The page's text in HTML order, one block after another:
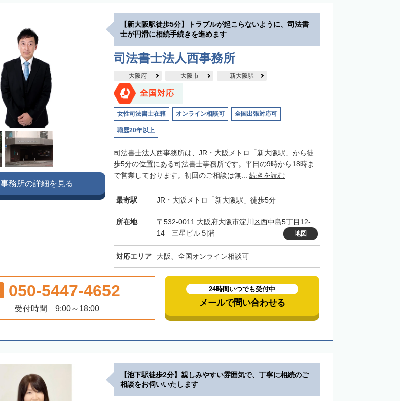
【新大阪駅徒歩5分】トラブルが起こらないように、司法書
士が円滑に相続手続きを進めます
司法書士法人西事務所
大阪府 大阪市 新大阪駅
全国対応
女性司法書士在籍 オンライン相談可 全国出張対応可
職歴20年以上
司法書士法人西事務所は、JR・大阪メトロ「新大阪駅」から徒
歩5分の位置にある司法書士事務所です。平日の9時から18時ま
で営業しております。初回のご相談は無... 続きを読む
最寄駅 JR・大阪メトロ「新大阪駅」徒歩5分
所在地
〒532-0011 大阪府大阪市淀川区西中島5丁目12-
14 三星ビル５階
地図
対応エリア 大阪、全国オンライン相談可
事務所の詳細を見る
050-5447-4652
受付時間 9:00～18:00
24時間いつでも受付中
メールで問い合わせる
【池下駅徒歩2分】親しみやすい雰囲気で、丁寧に相続のご
相談をお伺いいたします